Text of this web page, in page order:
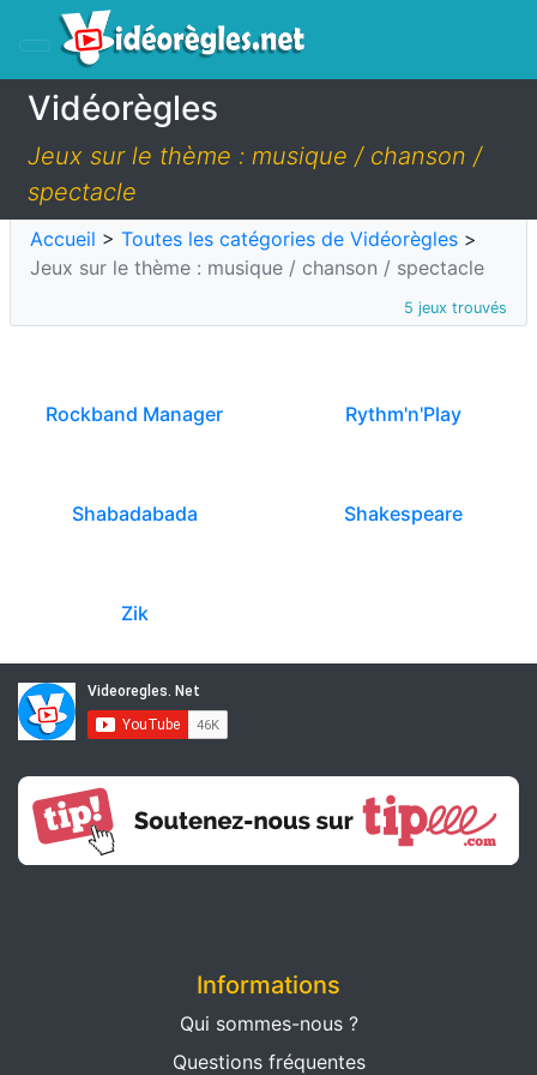
Vidéorègles
Jeux sur le thème : musique / chanson /
spectacle
Accueil > Toutes les catégories de Vidéorègles >
Jeux sur le thème : musique / chanson / spectacle
5 jeux trouvés
Rockband Manager Rythm'n'Play
Shabadabada Shakespeare
Zik
Informations
Qui sommes-nous ?
Questions fréquentes